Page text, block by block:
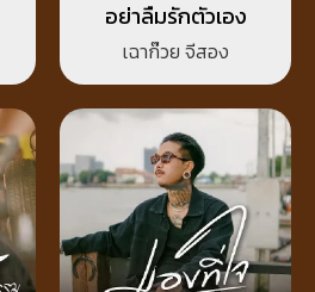
อย่าลืมรักตัวเอง
เฉาก๊วย จีสอง